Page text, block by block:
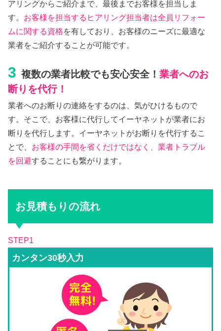
アリングからご紹介まで、最後までお客様を担当しま
す。 お客様を担当するヒアリング担当者は全員リフォー
ムに関する資格を有しており、お客様のニーズに最適な
業者をご紹介することが可能です。
3 複数の業者比較でも安心安全！業者へのお
断りを代行！
業者へのお断りの連絡をするのは、気がひけるもので
す。そこで、お客様に代行してイーヤネットが業者にお
断りを代行します。イーヤネットがお断りを代行するこ
とで、 お客様の手間を省くだけではなく、業者トラブル
を回避することにも繋がります。
お見積もりの流れ
STEP1
カンタン30秒入力